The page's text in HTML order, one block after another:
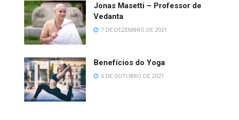
Jonas Masetti – Professor de
Vedanta
7 DE DEZEMBRO DE 2021
Benefícios do Yoga
5 DE OUTUBRO DE 2021